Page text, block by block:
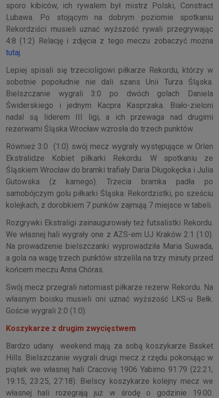
sporo kibiców, ich rywalem był mistrz Polski, Constract
Lubawa. Po stojącym na dobrym poziomie spotkaniu
Rekordziści musieli uznać wyższość rywali przegrywając
4:8 (1:2) Relację i zdjęcia z tego meczu zobaczyć można
tutaj.
Lepiej spisali się trzecioligowi piłkarze Rekordu, którzy w
sobotnie popołudnie nie dali szans Unii Turza Śląska.
Bielszczanie wygrali 3:0 po dwóch golach Daniela
Świderskiego i jednym Kacpra Kasprzaka. Biało-zieloni
nadal są liderem III ligi, a ich przewaga nad drugimi
rezerwami Śląska Wrocław wzrosła do trzech punktów.
Również 3:0 (1:0) swój mecz wygrały występujące w Orlen
Ekstralidze Kobiet piłkarki Rekordu. W spotkaniu ze
Śląskiem Wrocław do bramki trafiały Daria Długokęcka i Julia
Gutowska (z karnego). Trzecia bramka padła po
samobójczym golu piłkarki Śląska. Rekordzistki, po sześciu
kolejkach, z dorobkiem 7 punków zajmują 7 miejsce w tabeli.
Rozgrywki Ekstraligi zainaugurowały też futsalistki Rekordu.
We własnej hali wygrały one z AZS-em UJ Kraków 2:1 (1:0).
Na prowadzenie bielszczanki wyprowadziła Maria Suwada,
a gola na wagę trzech punktów strzelila na trzy minuty przed
końcem meczu Anna Chóras.
Swój mecz przegrali natomiast piłkarze rezerw Rekordu. Na
własnym boisku musieli oni uznać wyższość LKS-u Bełk.
Goście wygrali 2:0 (1:0).
Koszykarze z drugim zwycięstwem
Bardzo udany weekend mają za sobą koszykarze Basket
Hills. Bielszczanie wygrali drugi mecz z rzędu pokonując w
piątek we własnej hali Cracovię 1906 Yabimo 91:79 (22:21,
19:15, 23:25, 27:18). Bielscy koszykarze kolejny mecz we
własnej hali rozegrają już w środę o godzinie 19.00.